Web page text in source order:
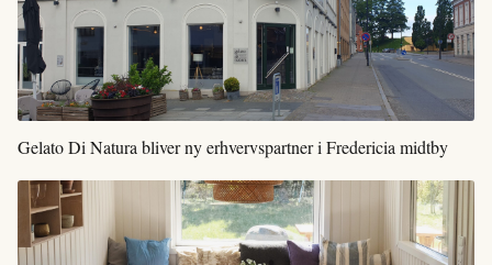
Gelato Di Natura bliver ny erhvervspartner i Fredericia midtby